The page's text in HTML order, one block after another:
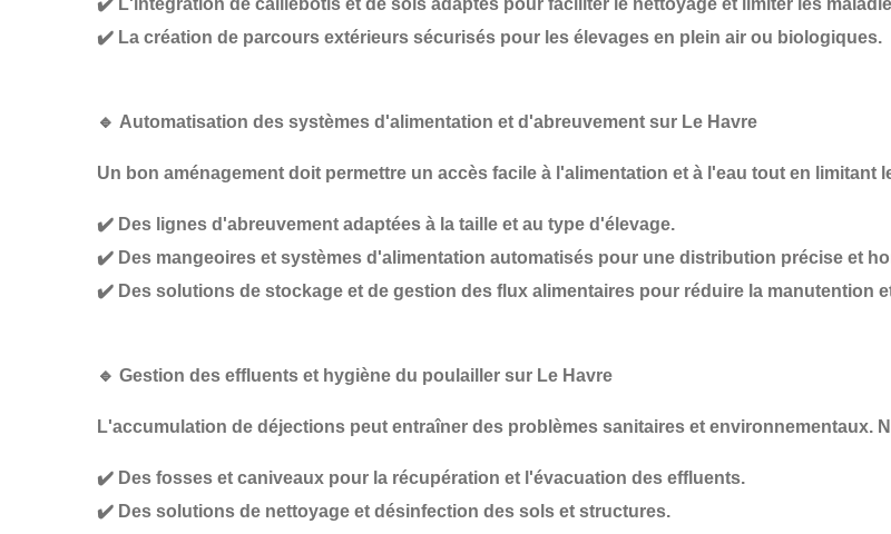
✔️ L'intégration de caillebotis et de sols adaptés pour faciliter le nettoyage et limiter les
✔️ La création de parcours extérieurs sécurisés pour les élevages en plein air ou biologiques.
🔹 Automatisation des systèmes d'alimentation et d'abreuvement sur Le Havre
Un bon aménagement doit permettre un accès facile à l'alimentation et à l'eau tout en limitant
✔️ Des lignes d'abreuvement adaptées à la taille et au type d'élevage.
✔️ Des mangeoires et systèmes d'alimentation automatisés pour une distribution précise et
✔️ Des solutions de stockage et de gestion des flux alimentaires pour réduire la manutention
🔹 Gestion des effluents et hygiène du poulailler sur Le Havre
L'accumulation de déjections peut entraîner des problèmes sanitaires et environnementaux.
✔️ Des fosses et caniveaux pour la récupération et l'évacuation des effluents.
✔️ Des solutions de nettoyage et désinfection des sols et structures.